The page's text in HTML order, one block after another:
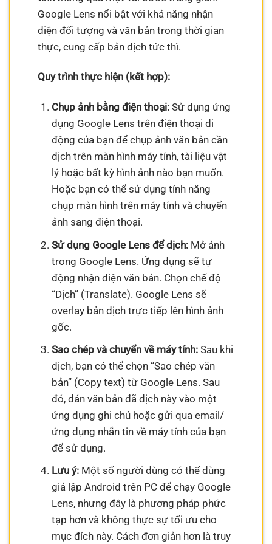
Google Lens nổi bật với khả năng nhận
diện đối tượng và văn bản trong thời gian
thực, cung cấp bản dịch tức thì.
Quy trình thực hiện (kết hợp):
Chụp ảnh bằng điện thoại:Sử dụng ứng
dụng Google Lens trên điện thoại di
động của bạn để chụp ảnh văn bản cần
dịch trên màn hình máy tính, tài liệu vật
lý hoặc bất kỳ hình ảnh nào bạn muốn.
Hoặc bạn có thể sử dụng tính năng
chụp màn hình trên máy tính và chuyển
ảnh sang điện thoại.
Sử dụng Google Lens để dịch:Mở ảnh
trong Google Lens. Ứng dụng sẽ tự
động nhận diện văn bản. Chọn chế độ
“Dịch” (Translate). Google Lens sẽ
overlay bản dịch trực tiếp lên hình ảnh
gốc.
Sao chép và chuyển về máy tính:Sau khi
dịch, bạn có thể chọn “Sao chép văn
bản” (Copy text) từ Google Lens. Sau
đó, dán văn bản đã dịch này vào một
ứng dụng ghi chú hoặc gửi qua email/
ứng dụng nhắn tin về máy tính của bạn
để sử dụng.
Lưu ý:Một số người dùng có thể dùng
giả lập Android trên PC để chạy Google
Lens, nhưng đây là phương pháp phức
tạp hơn và không thực sự tối ưu cho
mục đích này. Cách đơn giản hơn là truy